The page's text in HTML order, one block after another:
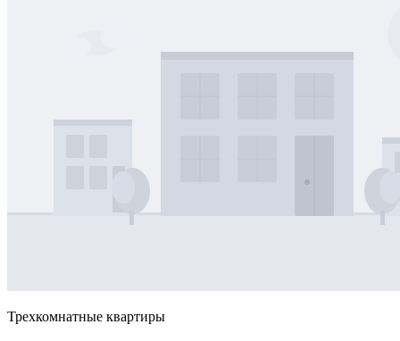
Трехкомнатные квартиры